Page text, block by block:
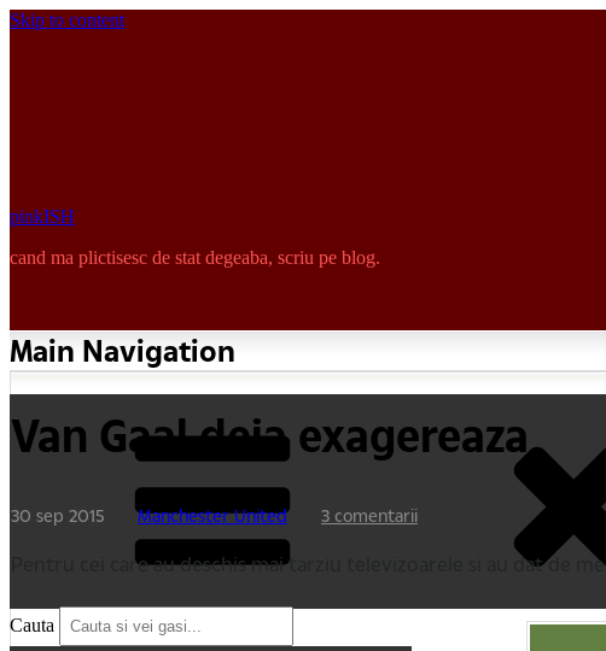
Skip to content
pinkISH
cand ma plictisesc de stat degeaba, scriu pe blog.
Main Navigation
Cauta
Van Gaal deja exagereaza
30 sep 2015 Manchester United 3 comentarii
Pentru cei care au deschis mai tarziu televizoarele si au dat de